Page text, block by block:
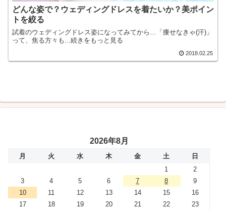
どんな姿で？ウェディングドレスを着たいか？美ポイン
トを絞る
試着のウェディングドレス姿になってみてから…「痩せなきゃ(汗)」
って、焦る方々も...続きをもっと見る
2018.02.25
2026年8月
月 火 水 木 金 土
日
1
2
3
4 5 6 7 8
9
10
11 12 13 14 15
16
17
18 19 20 21 22
23